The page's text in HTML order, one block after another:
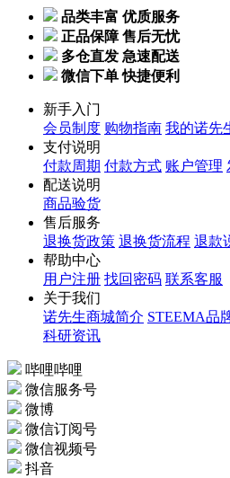
品类丰富 优质服务
正品保障 售后无忧
多仓直发 急速配送
微信下单 快捷便利
新手入门
会员制度 购物指南 我的诺先
支付说明
付款周期 付款方式 账户管理
配送说明
商品验货
售后服务
退换货政策 退换货流程 退款
帮助中心
用户注册 找回密码 联系客服
关于我们
诺先生商城简介 STEEMA品
科研资讯
哔哩哔哩
微信服务号
微博
微信订阅号
微信视频号
抖音